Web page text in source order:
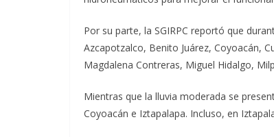
Por su parte, la SGIRPC reportó que
Azcapotzalco, Benito Juárez, Coyoacán,
Magdalena Contreras, Miguel Hidalgo,
Mientras que la lluvia moderada se
Coyoacán e Iztapalapa. Incluso, en